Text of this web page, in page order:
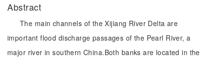
Abstract
The main channels of the Xijiang River Delta are
important flood discharge passages of the Pearl River, a
major river in southern China.Both banks are located in the